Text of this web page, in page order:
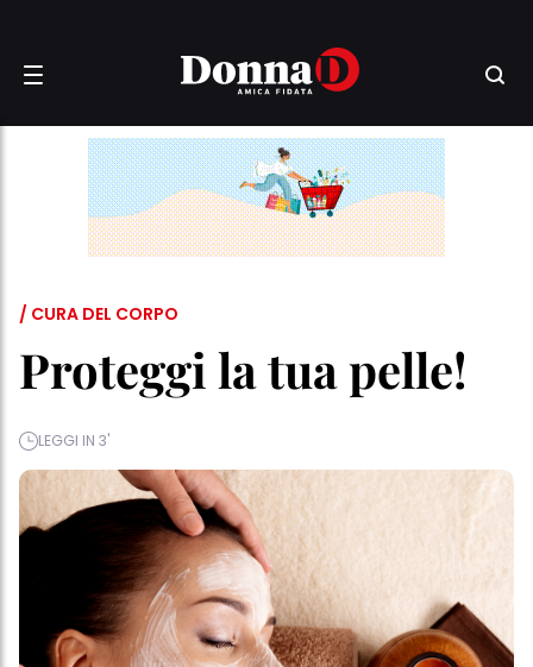
/ CURA DEL CORPO
Proteggi la tua pelle!
LEGGI IN 3'